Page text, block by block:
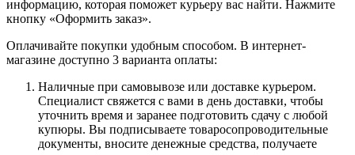
информацию, которая поможет курьеру вас найти. Нажмите
кнопку «Оформить заказ».
Оплачивайте покупки удобным способом. В интернет-
магазине доступно 3 варианта оплаты:
Наличные при самовывозе или доставке курьером.
Специалист свяжется с вами в день доставки, чтобы
уточнить время и заранее подготовить сдачу с любой
купюры. Вы подписываете товаросопроводительные
документы, вносите денежные средства, получаете